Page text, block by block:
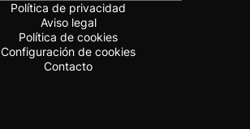
Política de privacidad
Aviso legal
Política de cookies
Configuración de cookies
Contacto